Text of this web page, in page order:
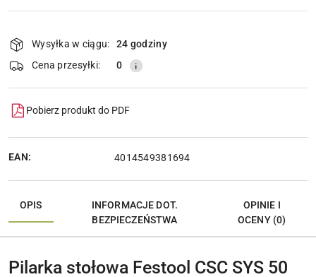
i
dostawa
Wysyłka w ciągu:
24 godziny
Cena przesyłki:
0
Pobierz produkt do PDF
EAN: 4014549381694
OPIS
INFORMACJE DOT.
BEZPIECZEŃSTWA
OPINIE I
OCENY (0)
Pilarka stołowa Festool CSC SYS 50